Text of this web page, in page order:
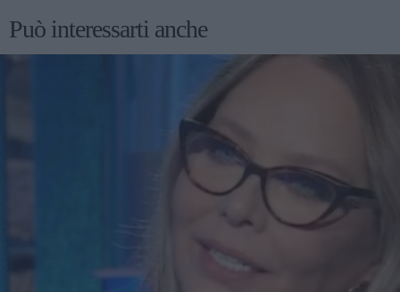
Può interessarti anche